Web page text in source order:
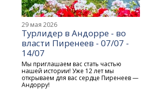
29 мая 2026
Турлидер в Андорре - во
власти Пиренеев - 07/07 -
14/07
Мы приглашаем вас стать частью
нашей истории! Уже 12 лет мы
открываем для вас сердце Пиренеев —
Андорру!